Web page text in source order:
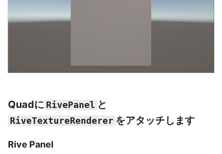
Quadに RivePanel と
RiveTextureRenderer をアタッチします
Rive Panel